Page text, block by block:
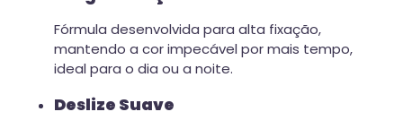
Fórmula desenvolvida para alta fixação,
mantendo a cor impecável por mais tempo,
ideal para o dia ou a noite.
Deslize Suave